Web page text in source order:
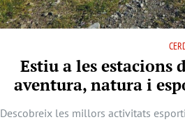
Estiu a les estacions
aventura, natura i
Descobreix les millors activitats